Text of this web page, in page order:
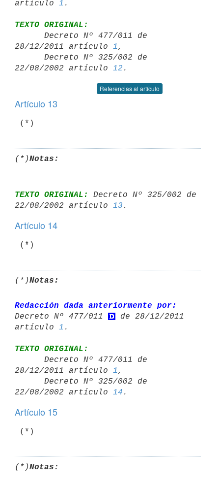
artículo 1
TEXTO ORIGINAL:
28/12/2011 artículo 1 ,
22/08/2002 artículo 12
Referencias al artículo
Artículo 13
(*)Notas:
TEXTO ORIGINAL:
Decreto Nº 325/002 de
22/08/2002 artículo 13
Artículo 14
(*)
(*)Notas:
Redacción dada anteriormente por:
Decreto Nº 477/011
de 28/12/2011
artículo 1
TEXTO ORIGINAL:
28/12/2011 artículo 1 ,
22/08/2002 artículo 14
Artículo 15
(*)
(*)Notas: